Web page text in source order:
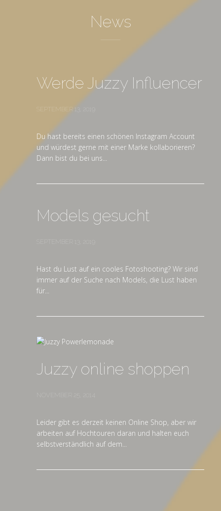
News
Werde Juzzy Influencer
SEPTEMBER 13, 2019
Du hast bereits einen schönen Instagram Account
und würdest gerne mit einer Marke kollaborieren?
Dann bist du bei uns...
Models gesucht
SEPTEMBER 13, 2019
Hast du Lust auf ein cooles Fotoshooting? Wir sind
immer auf der Suche nach Models, die Lust haben
für...
Juzzy online shoppen
NOVEMBER 25, 2014
Leider gibt es derzeit keinen Online Shop, aber wir
arbeiten auf Hochtouren daran und halten euch
selbstverständlich auf dem...